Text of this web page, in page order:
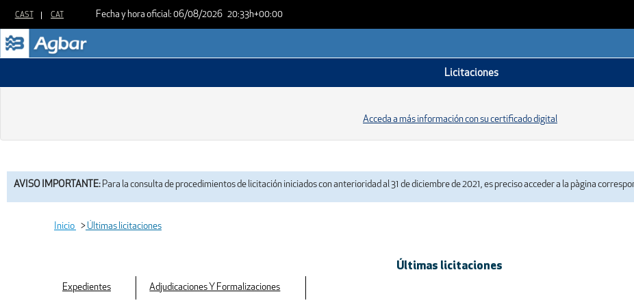
Fecha y hora oficial: 06/08/2026 20:33h+00:00
AVISO IMPORTANTE: Para la consulta de procedimientos de licitación iniciados con anterioridad al 31 de diciembre de 2021, es preciso acceder a la pàgina
Acceda a más información con su certificado digital
Licitaciones
Inicio > Últimas licitaciones
Últimas licitaciones
Expedientes Adjudicaciones Y Formalizaciones